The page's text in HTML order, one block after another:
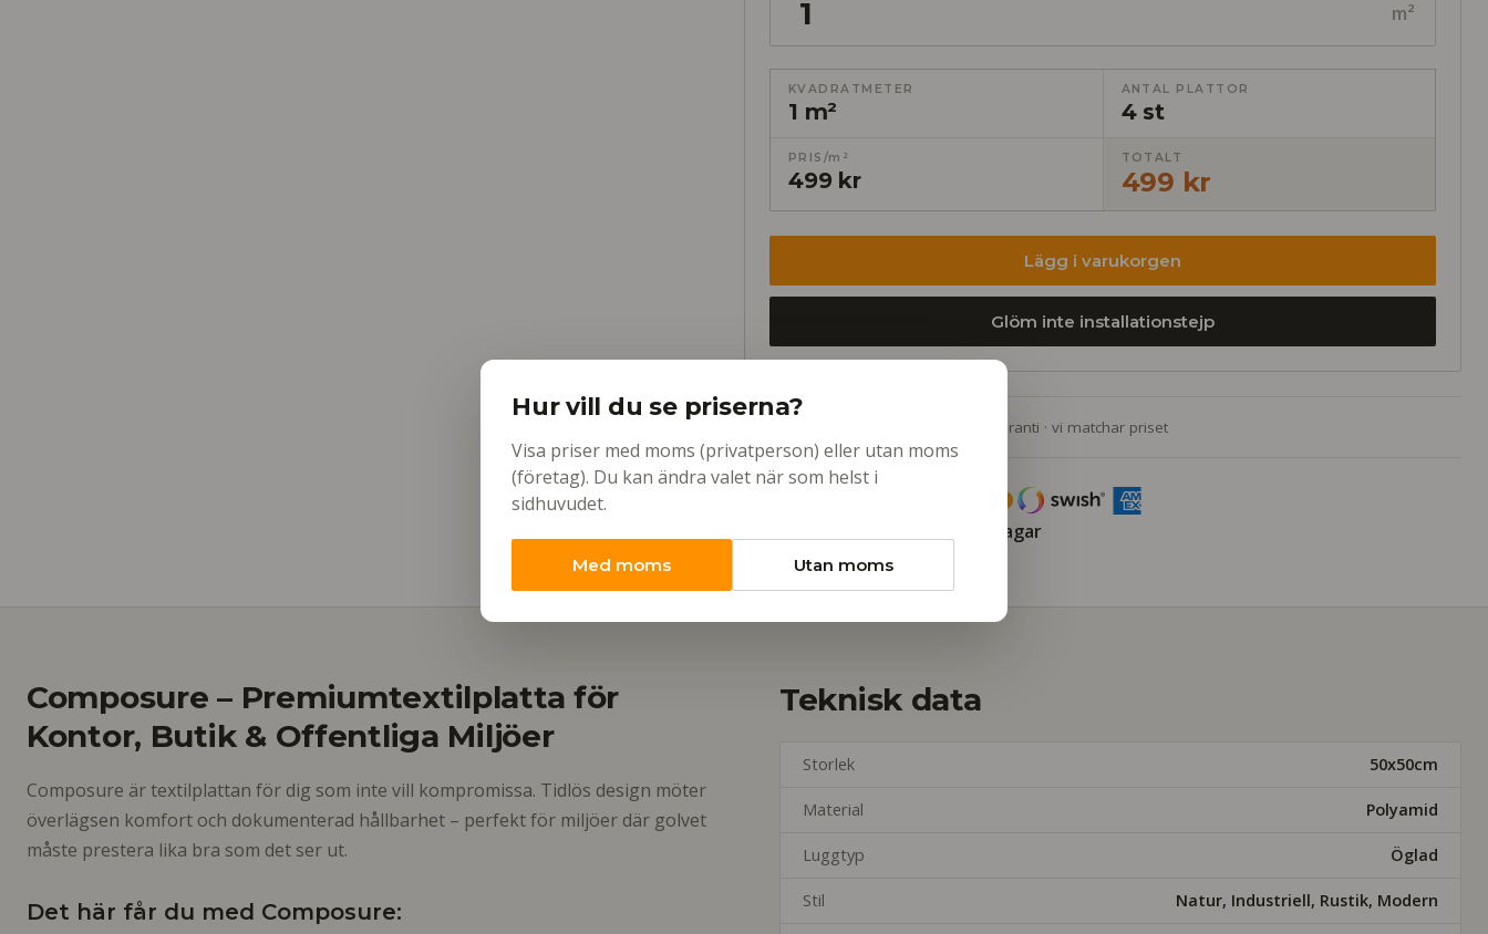
m²
KVADRATMETER
1 m²
ANTAL PLATTOR
4 st
PRIS/m²
499 kr
TOTALT
499 kr
Lägg i varukorgen
Glöm inte installationstejp
Prisgaranti · vi matchar priset
Företagsfaktura 30 dagar
Composure – Premiumtextilplatta för
Kontor, Butik & Offentliga Miljöer
Composure är textilplattan för dig som inte vill kompromissa. Tidlös design möter
överlägsen komfort och dokumenterad hållbarhet – perfekt för miljöer där golvet
måste prestera lika bra som det ser ut.
Det här får du med Composure:
Teknisk data
Storlek 50x50cm
Material Polyamid
Luggtyp Öglad
Stil Natur, Industriell, Rustik, Modern
Hur vill du se priserna?
Visa priser med moms (privatperson) eller utan moms
(företag). Du kan ändra valet när som helst i
sidhuvudet.
Med moms Utan moms